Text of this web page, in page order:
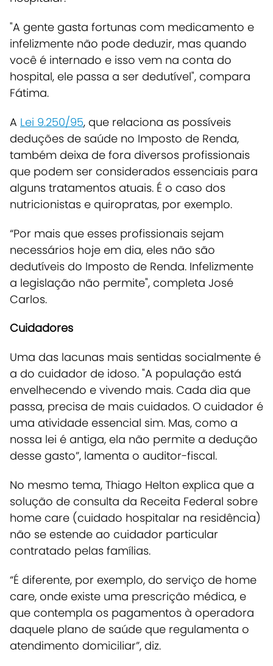
"A gente gasta fortunas com medicamento e
infelizmente não pode deduzir, mas quando
você é internado e isso vem na conta do
hospital, ele passa a ser dedutível", compara
Fátima.
A Lei 9.250/95, que relaciona as possíveis
deduções de saúde no Imposto de Renda,
também deixa de fora diversos profissionais
que podem ser considerados essenciais para
alguns tratamentos atuais. É o caso dos
nutricionistas e quiropratas, por exemplo.
“Por mais que esses profissionais sejam
necessários hoje em dia, eles não são
dedutíveis do Imposto de Renda. Infelizmente
a legislação não permite", completa José
Carlos.
Cuidadores
Uma das lacunas mais sentidas socialmente é
a do cuidador de idoso. "A população está
envelhecendo e vivendo mais. Cada dia que
passa, precisa de mais cuidados. O cuidador é
uma atividade essencial sim. Mas, como a
nossa lei é antiga, ela não permite a dedução
desse gasto”, lamenta o auditor-fiscal.
No mesmo tema, Thiago Helton explica que a
solução de consulta da Receita Federal sobre
home care (cuidado hospitalar na residência)
não se estende ao cuidador particular
contratado pelas famílias.
“É diferente, por exemplo, do serviço de home
care, onde existe uma prescrição médica, e
que contempla os pagamentos à operadora
daquele plano de saúde que regulamenta o
atendimento domiciliar”, diz.